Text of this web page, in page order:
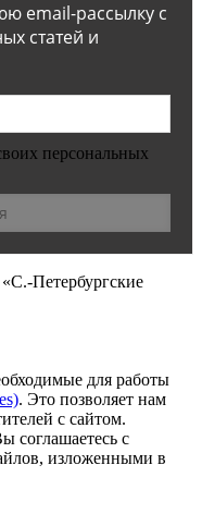
email-рассылку с
статей и
персональных
Петербургские
для работы
. Это позволяет нам
с сайтом.
соглашаетесь с
изложенными в